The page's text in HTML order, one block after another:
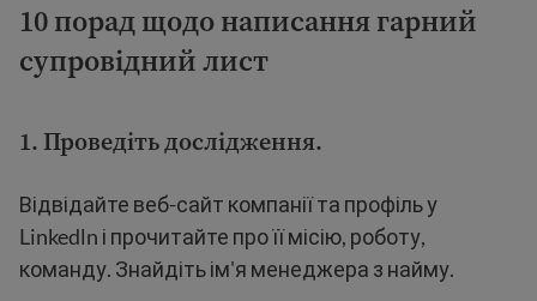
10 порад щодо написаннягарний
супровідний лист
1. Проведіть дослідження.
Відвідайте веб-сайт компанії та профіль у
Linkedln і прочитайте про її місію, роботу,
команду. Знайдіть ім'я менеджера з найму.